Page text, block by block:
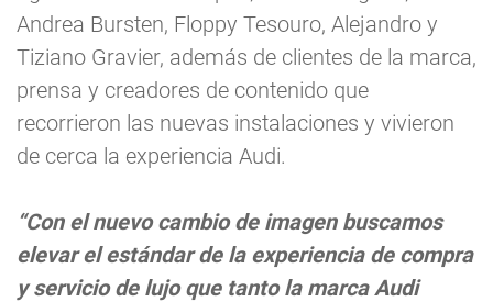
Andrea Bursten, Floppy Tesouro, Alejandro y
Tiziano Gravier, además de clientes de la marca,
prensa y creadores de contenido que
recorrieron las nuevas instalaciones y vivieron
de cerca la experiencia Audi.
“Con el nuevo cambio de imagen buscamos
elevar el estándar de la experiencia de compra
y servicio de lujo que tanto la marca Audi